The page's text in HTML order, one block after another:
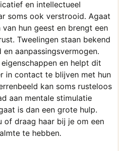
en intellectueel
soms ook verstrooid. Agaat
hun geest en brengt een
Tweelingen staan bekend
aanpassingsvermogen.
en helpt dit
in contact te blijven met hun
kan soms rusteloos
aan mentale stimulatie
is dan een grote hulp.
of draag haar bij je om een
te hebben.